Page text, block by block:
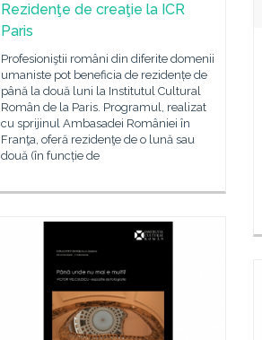
Rezidenţe de creaţie la ICR
Paris
Profesioniştii români din diferite domenii
umaniste pot beneficia de rezidențe de
până la două luni la Institutul Cultural
Român de la Paris. Programul, realizat
cu sprijinul Ambasadei României în
Franţa, oferă rezidenţe de o lună sau
două (în funcție de